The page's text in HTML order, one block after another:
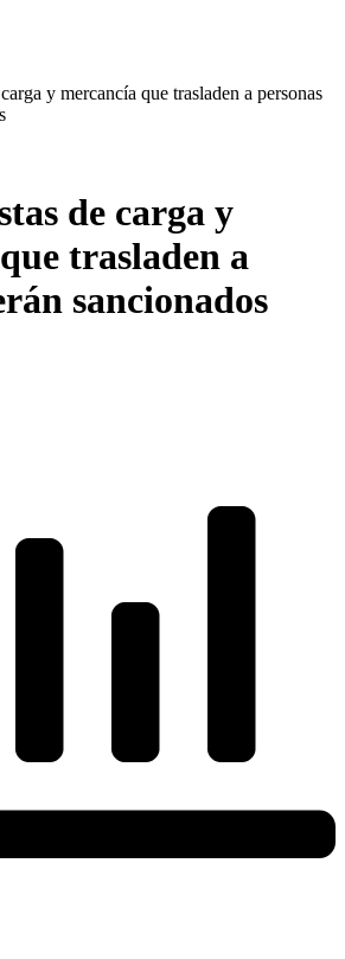
y mercancía que trasladen a personas
de carga y
trasladen a
sancionados